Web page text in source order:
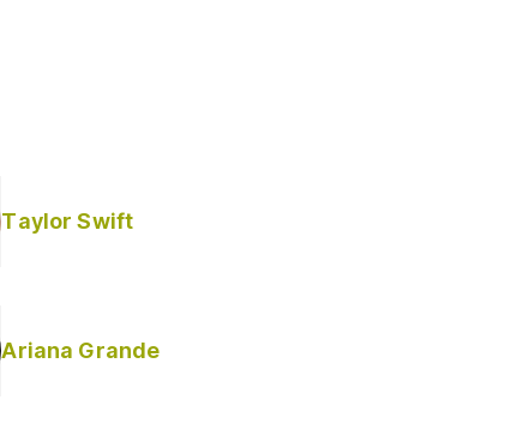
Taylor Swift
Ariana Grande